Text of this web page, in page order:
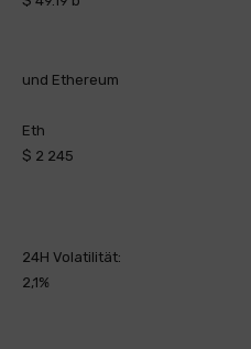
und Ethereum
Eth
$ 2 245
24H Volatilität:
2,1%